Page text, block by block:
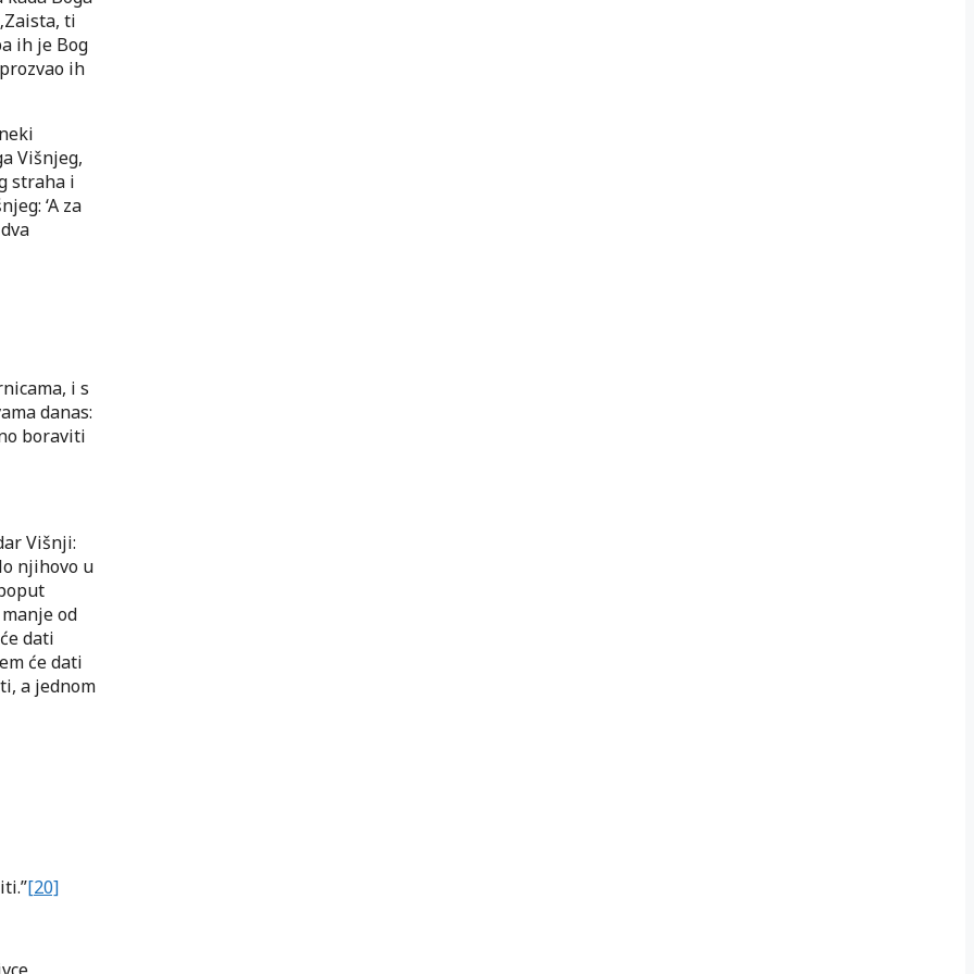
ti
ih je Bog
ih
Višnjeg,
straha i
‘A za
i s
danas:
boraviti
Višnji:
njihovo u
od
dati
će dati
a jednom
[20]